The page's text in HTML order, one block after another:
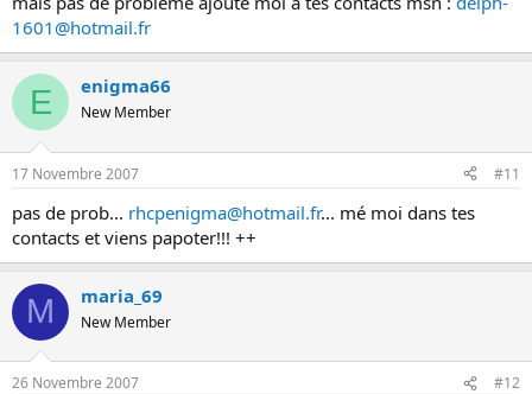
1601@hotmail.fr
E enigma66
New Member
17 Novembre 2007 #11
pas de prob... rhcpenigma@hotmail.fr... mé moi dans tes
contacts et viens papoter!!! ++
M maria_69
New Member
26 Novembre 2007 #12